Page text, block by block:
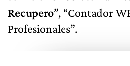
Recupero”, “Contador
Profesionales”.